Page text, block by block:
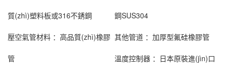
質(zhì)塑料板或316不銹鋼 鋼SUS304
壓空氣管材料 ： 高品質(zhì)橡膠
管
其他管道 ： 加厚型氟硅橡膠管
溫度控制器 ： 日本原裝進(jìn)口